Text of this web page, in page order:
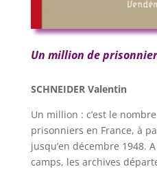
Un million de
SCHNEIDER Valentin
Un million : c’est le
prisonniers en France, à
jusqu’en décembre 1948.
camps, les archives